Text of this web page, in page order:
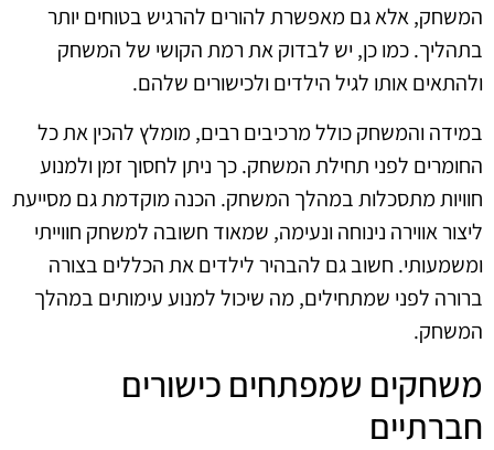
המשחק, אלא גם מאפשרת להורים להרגיש בטוחים יותר
בתהליך. כמו כן, יש לבדוק את רמת הקושי של המשחק
ולהתאים אותו לגיל הילדים ולכישורים שלהם.
במידה והמשחק כולל מרכיבים רבים, מומלץ להכין את כל
החומרים לפני תחילת המשחק. כך ניתן לחסוך זמן ולמנוע
חוויות מתסכלות במהלך המשחק. הכנה מוקדמת גם מסייעת
ליצור אווירה נינוחה ונעימה, שמאוד חשובה למשחק חווייתי
ומשמעותי. חשוב גם להבהיר לילדים את הכללים בצורה
ברורה לפני שמתחילים, מה שיכול למנוע עימותים במהלך
המשחק.
משחקים שמפתחים כישורים
חברתיים